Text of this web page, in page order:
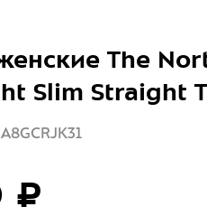
The
Slim Straight
₽